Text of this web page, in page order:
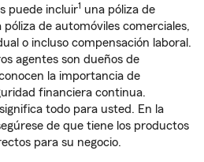
puede incluir1 una póliza de
de automóviles comerciales,
o incluso compensación laboral.
agentes son dueños de
la importancia de
financiera continua.
todo para usted. En la
de que tiene los productos
para su negocio.